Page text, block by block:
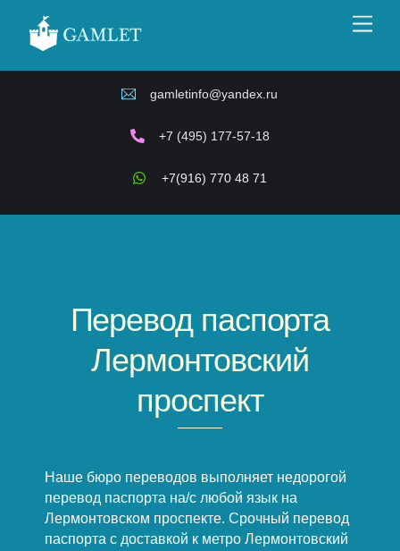
content
gamletinfo@yandex.ru
+7 (495) 177-57-18
+7(916) 770 48 71
Перевод паспорта
Лермонтовский
проспект
Наше бюро переводов выполняет недорогой
перевод паспорта на/с любой язык на
Лермонтовском проспекте. Срочный перевод
паспорта с доставкой к метро Лермонтовский